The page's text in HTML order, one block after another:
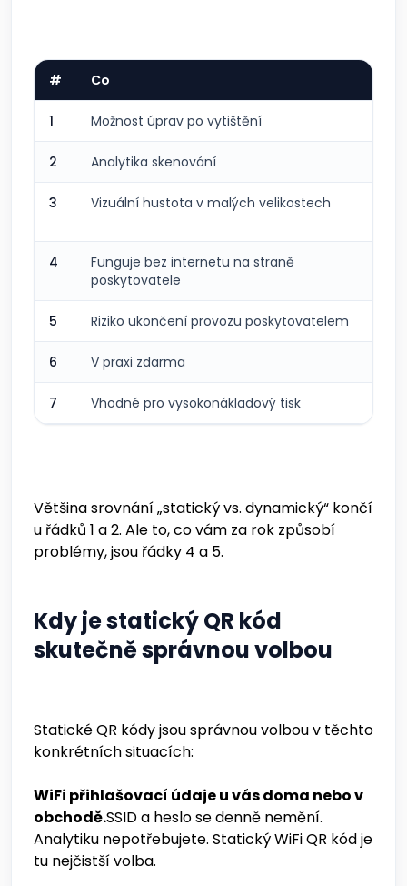
# Co
1 Možnost úprav po vytištění
2 Analytika skenování
3 Vizuální hustota v malých velikostech
4
Funguje bez internetu na straně
poskytovatele
5 Riziko ukončení provozu poskytovatelem
6 V praxi zdarma
7 Vhodné pro vysokonákladový tisk
Většina srovnání „statický vs. dynamický“ končí
u řádků 1 a 2. Ale to, co vám za rok způsobí
problémy, jsou řádky 4 a 5.
Kdy je statický QR kód
skutečně správnou volbou
Statické QR kódy jsou správnou volbou v těchto
konkrétních situacích:
WiFi přihlašovací údaje u vás doma nebo v
obchodě.SSID a heslo se denně nemění.
Analytiku nepotřebujete. Statický WiFi QR kód je
tu nejčistší volba.